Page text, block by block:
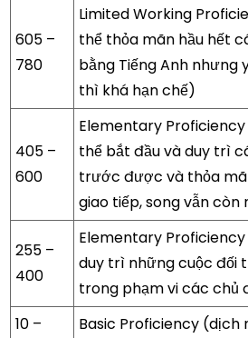
605 –
780
Limited Working
thể thỏa mãn hầu hết
bằng Tiếng Anh nhưng
thì khá hạn chế)
405 –
600
Elementary
thể bắt đầu và duy trì
trước được và thỏa
giao tiếp, song vẫn còn
255 –
400
Elementary
duy trì những cuộc đối
trong phạm vi các chủ
10 –
Basic Proficiency (dịch